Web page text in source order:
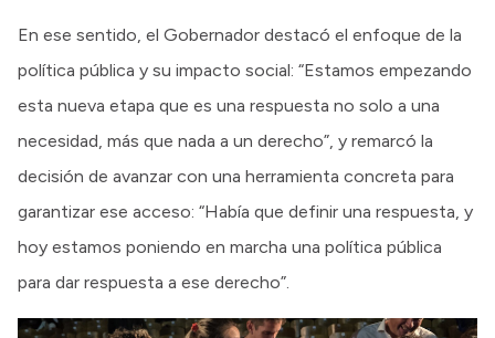
En ese sentido, el Gobernador destacó el enfoque de la
política pública y su impacto social: “Estamos empezando
esta nueva etapa que es una respuesta no solo a una
necesidad, más que nada a un derecho”, y remarcó la
decisión de avanzar con una herramienta concreta para
garantizar ese acceso: “Había que definir una respuesta, y
hoy estamos poniendo en marcha una política pública
para dar respuesta a ese derecho”.